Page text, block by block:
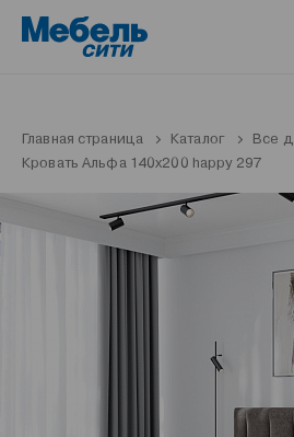
Главная страница Каталог Все
Кровать Альфа 140x200 happy 297